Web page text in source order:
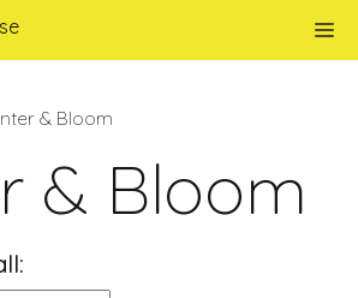
& Bloom
& Bloom